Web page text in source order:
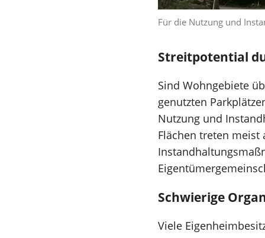
Für die Nutzung und
Streitpotential
Sind Wohngebiete
genutzten
Nutzung und
Flächen treten
Schwierige
Viele